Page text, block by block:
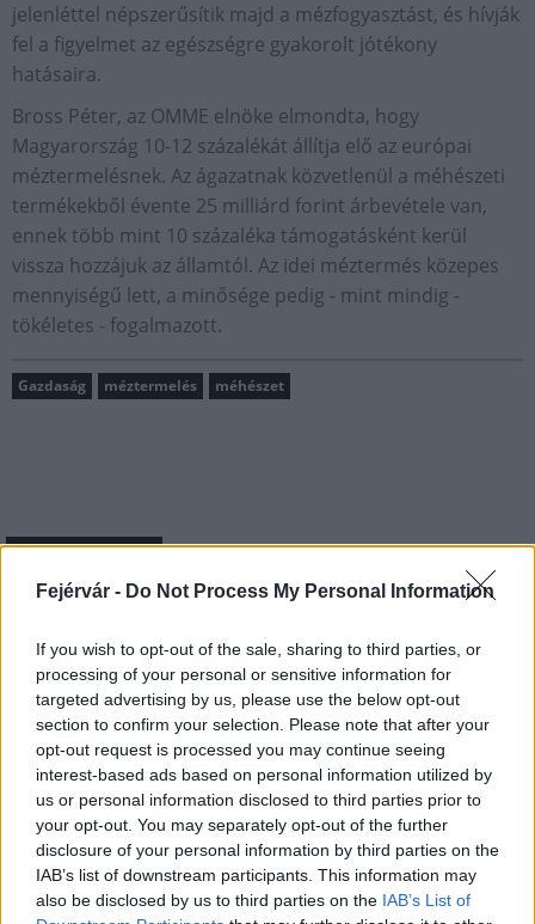
Fejérvár - Do Not Process My Personal Information
If you wish to opt-out of the sale, sharing to third parties, or
processing of your personal or sensitive information for
targeted advertising by us, please use the below opt-out
section to confirm your selection. Please note that after your
opt-out request is processed you may continue seeing
interest-based ads based on personal information utilized by
us or personal information disclosed to third parties prior to
your opt-out. You may separately opt-out of the further
disclosure of your personal information by third parties on the
IAB’s list of downstream participants. This information may
also be disclosed by us to third parties on the IAB’s List of
jelenléttel népszerűsítik majd a mézfogyasztást, és hívják
fel a figyelmet az egészségre gyakorolt jótékony
hatásaira.
Bross Péter, az OMME elnöke elmondta, hogy
Magyarország 10-12 százalékát állítja elő az európai
méztermelésnek. Az ágazatnak közvetlenül a méhészeti
termékekből évente 25 milliárd forint árbevétele van,
ennek több mint 10 százaléka támogatásként kerül
vissza hozzájuk az államtól. Az idei méztermés közepes
mennyiségű lett, a minősége pedig - mint mindig -
tökéletes - fogalmazott.
Gazdaság méztermelés méhészet